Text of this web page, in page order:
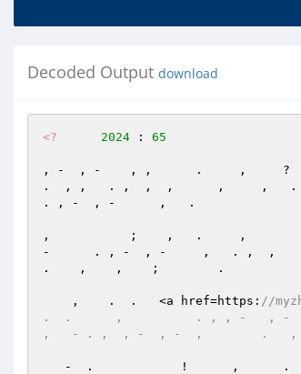
Decoded Output download
<? 2024 : 65
, -  , -    , ,      .     ,
.  , ,   . ,  ,  ,      ,     ,
. , -  , -      ,   .
,           ;    ,   .     ,
-      . , -  , -     ,   . ,  ,
.    ,    ,    ;        .
    ,    .  .   <a href=https:
//
.  .      ,          . , , -   , -
,   - . ,  , -  , -  ,        .
-  .            !      ,